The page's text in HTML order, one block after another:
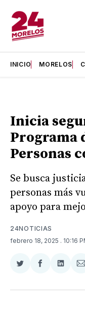
INICIO MORELOS
Inicia
Programa
Personas
Se busca
personas más
apoyo para
24NOTICIAS
febrero 18, 2025 . 10:16
Compartir
Twitter
Compartir
Facebook